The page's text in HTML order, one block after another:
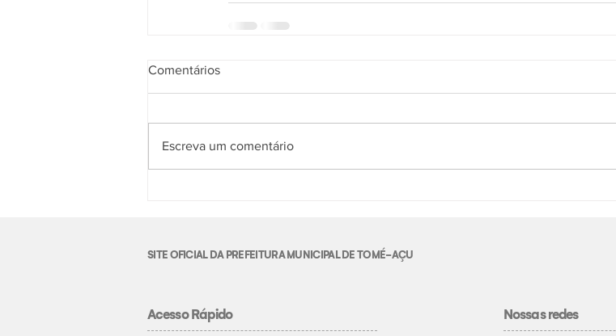
Comentários
Escreva um comentário
SITE OFICIAL DA PREFEITURA MUNICIPAL DE TOMÉ-AÇU
Acesso Rápido Nossas redes